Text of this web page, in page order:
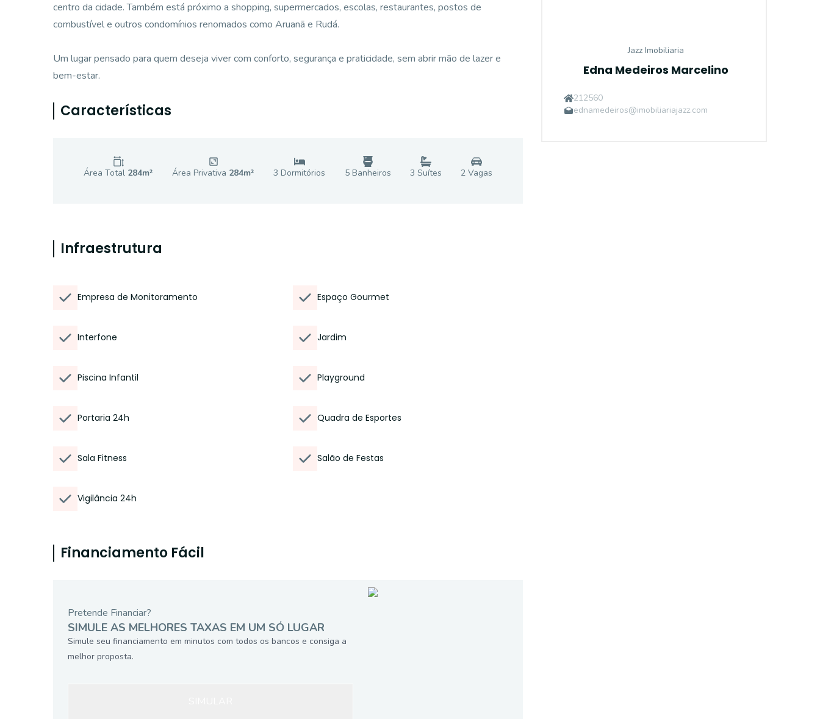
centro da cidade. Também está próximo a shopping, supermercados, escolas, restaurantes, postos de
combustível e outros condomínios renomados como Aruanã e Rudá.
Um lugar pensado para quem deseja viver com conforto, segurança e praticidade, sem abrir mão de lazer e
bem-estar.
Características
Área Total 284m² Área Privativa 284m² 3 Dormitórios 5Banheiros 3 Suítes 2Vagas
Infraestrutura
Empresa de Monitoramento Espaço Gourmet
Interfone Jardim
Piscina Infantil Playground
Portaria 24h Quadra de Esportes
Sala Fitness Salão de Festas
Vigilância 24h
Financiamento Fácil
Pretende Financiar?
SIMULE AS MELHORES TAXAS EM UM SÓ LUGAR
Simule seu financiamento em minutos com todos os bancos e consiga a
melhor proposta.
Jazz Imobiliaria
Edna Medeiros Marcelino
212560
ednamedeiros@imobiliariajazz.com